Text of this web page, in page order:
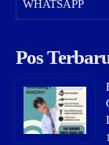
WHATSAPP
Pos